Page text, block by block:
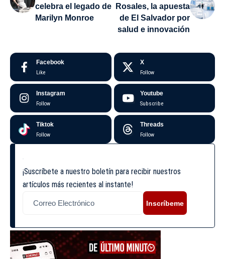
celebra el legado de
Marilyn Monroe
Rosales, la apuesta
de El Salvador por
salud e innovación
Facebook
Like
X
Follow
Instagram
Follow
Youtube
Subscribe
Tiktok
Follow
Threads
Follow
¡Suscríbete a nuestro boletín para recibir nuestros
artículos más recientes al instante!
Inscríbeme